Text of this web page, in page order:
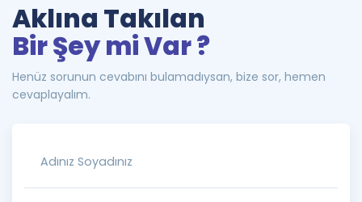
Aklına Takılan
Bir Şey mi Var ?
Henüz sorunun cevabını bulamadıysan, bize sor, hemen
cevaplayalım.